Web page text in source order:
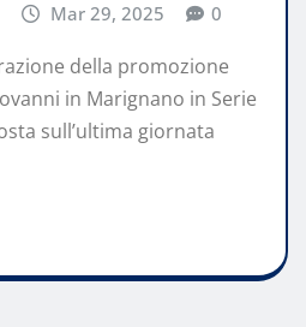
Mar 29, 2025 0
della promozione
in Marignano in Serie
sull’ultima giornata